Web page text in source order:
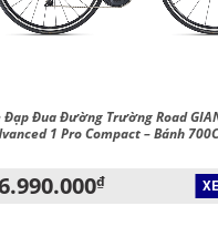
Đạp Đua Đường Trường Road
1 Pro Compact – Bánh
₫